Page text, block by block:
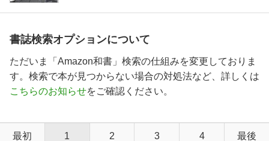
書誌検索オプションについて
ただいま「Amazon和書」検索の仕組みを変更しておりま
す。検索で本が見つからない場合の対処法など、詳しくは
こちらのお知らせをご確認ください。
最初 1 2 3 4 最後